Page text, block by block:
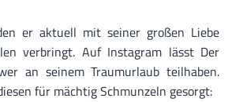
er aktuell mit seiner großen Liebe
verbringt. Auf Instagram lässt Der
an seinem Traumurlaub teilhaben.
für mächtig Schmunzeln gesorgt: